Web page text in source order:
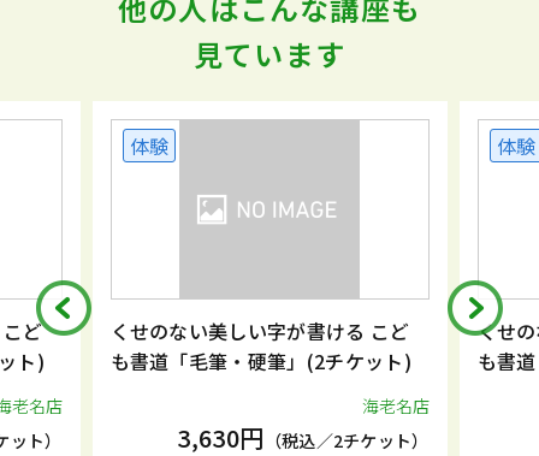
見ています
ど
ト)
老名店
ト）
体験
くせのない美しい字が書ける こど
も書道「毛筆・硬筆」(2チケット)
海老名店
3,630円 （税込／2チケット）
体験
くせ
も書